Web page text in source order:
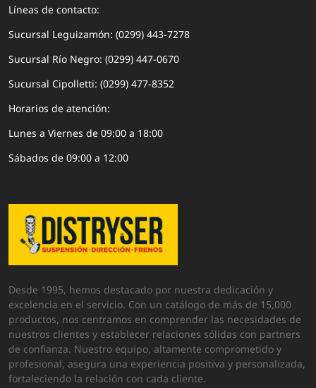
Líneas de contacto:
Sucursal Leguizamón: (0299) 443-7278
Sucursal Río Negro: (0299) 447-0670
Sucursal Cipolletti: (0299) 477-8352
Horarios de atención:
Lunes a Viernes de 09:00 a 18:00
Sábados de 09:00 a 12:00
Desde 1995, hemos destacado por nuestra dedicación y
excelencia en el servicio. Con un catálogo de más de 15,000
productos, nos centramos en comprender las necesidades de
nuestros clientes y establecer relaciones sólidas con partners
de confianza. Nuestro equipo, altamente comprometido y
profesional, asegura una experiencia positiva y personalizada,
fortaleciendo la relación con cada cliente.